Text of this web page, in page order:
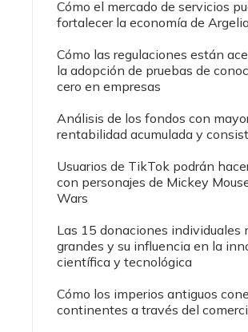
Cómo el mercado de servicios
fortalecer la economía de
Cómo las regulaciones están
la adopción de pruebas de
cero en empresas
Análisis de los fondos con
rentabilidad acumulada y
Usuarios de TikTok podrán
con personajes de Mickey
Wars
Las 15 donaciones individuales
grandes y su influencia en la
científica y tecnológica
Cómo los imperios antiguos
continentes a través del